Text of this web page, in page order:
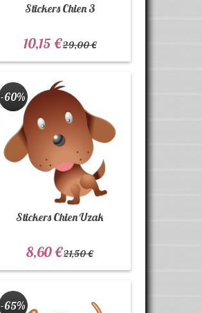
Stickers Chien 3
10,15 €29,00 €
Stickers Chien Uzak
-60%
8,60 €21,50 €
-65%